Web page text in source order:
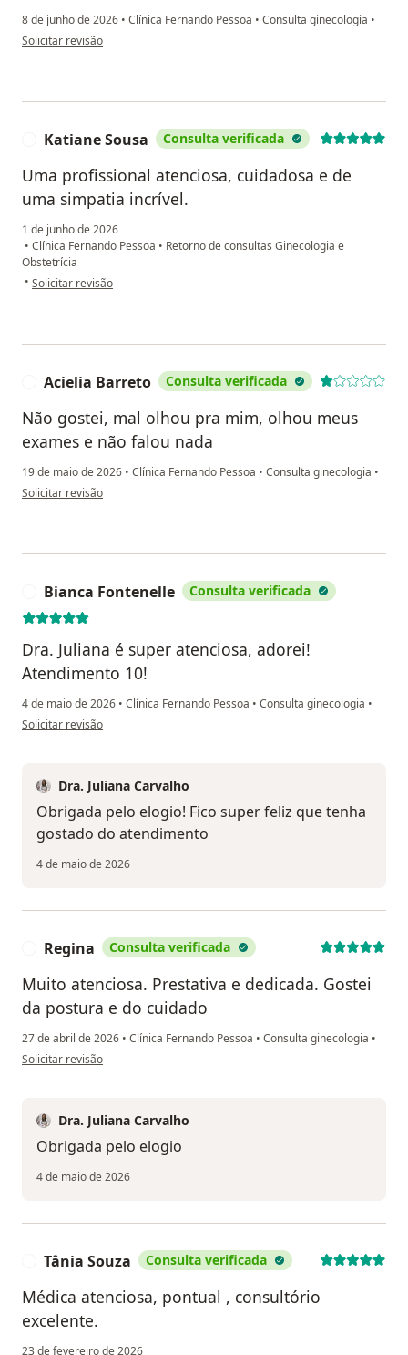
8 de junho de 2026 • Clínica Fernando Pessoa • Consulta ginecologia •
na opinião do utilizador Maria Lucine
Solicitar revisão
Katiane Sousa Consulta verificada
Uma profissional atenciosa, cuidadosa e de
uma simpatia incrível.
1 de junho de 2026
• Clínica Fernando Pessoa • Retorno de consultas Ginecologia e
Obstetrícia
• na opinião do utilizador Katiane Sousa
Solicitar revisão
Acielia Barreto Consulta verificada
Não gostei, mal olhou pra mim, olhou meus
exames e não falou nada
19 de maio de 2026 • Clínica Fernando Pessoa • Consulta ginecologia •
na opinião do utilizador Acielia Barreto
Solicitar revisão
Bianca Fontenelle Consulta verificada
Dra. Juliana é super atenciosa, adorei!
Atendimento 10!
4 de maio de 2026 • Clínica Fernando Pessoa • Consulta ginecologia •
na opinião do utilizador Bianca Fontenelle
Solicitar revisão
Dra. Juliana Carvalho
Obrigada pelo elogio! Fico super feliz que tenha
gostado do atendimento
4 de maio de 2026
Regina Consulta verificada
Muito atenciosa. Prestativa e dedicada. Gostei
da postura e do cuidado
27 de abril de 2026 • Clínica Fernando Pessoa • Consulta ginecologia •
na opinião do utilizador Regina
Solicitar revisão
Dra. Juliana Carvalho
Obrigada pelo elogio
4 de maio de 2026
Tânia Souza Consulta verificada
Médica atenciosa, pontual , consultório
excelente.
23 de fevereiro de 2026